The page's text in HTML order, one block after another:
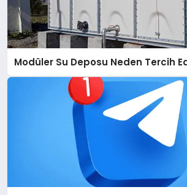
Modüler Su Deposu Neden Tercih